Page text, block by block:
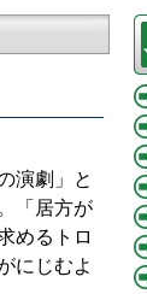
演劇」と
「居方が
めるトロ
にじむよ